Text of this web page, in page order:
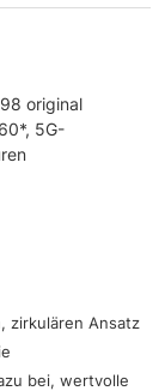
original
5G-
zirkulären Ansatz
bei, wertvolle